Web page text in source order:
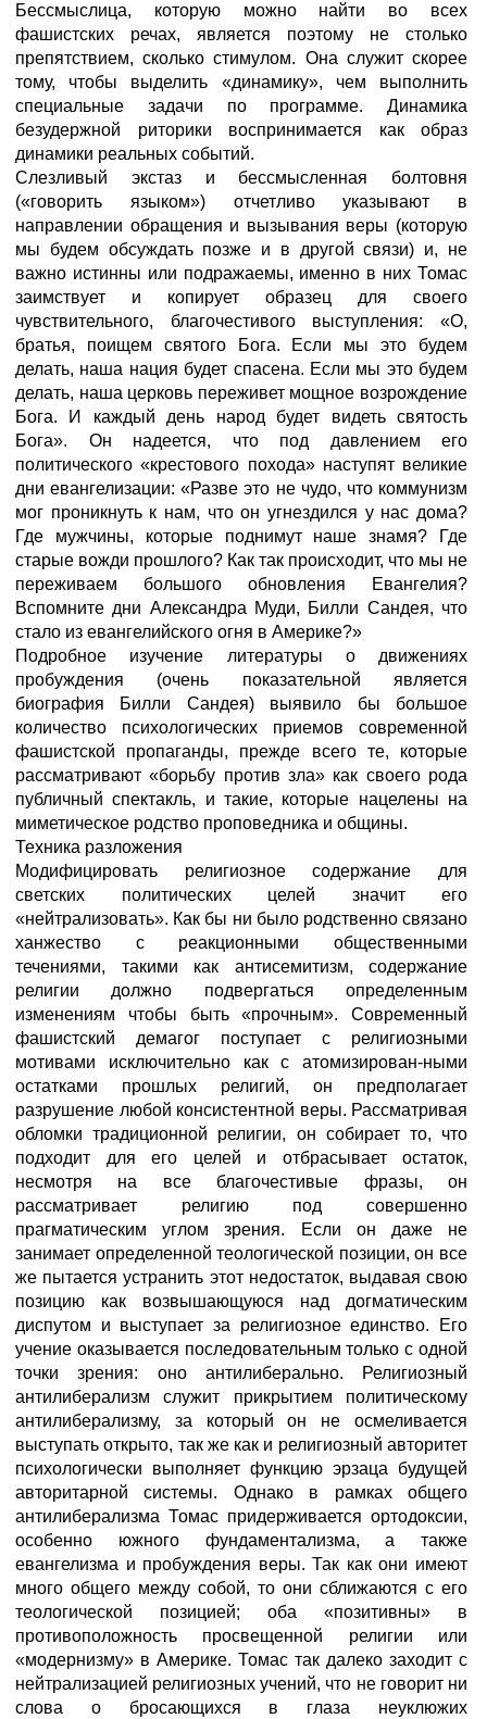
Бессмыслица, которую можно найти во всех
фашистских речах, является поэтому не столько
препятствием, сколько стимулом. Она служит скорее
тому, чтобы выделить «динамику», чем выполнить
специальные задачи по программе. Динамика
безудержной риторики воспринимается как образ
динамики реальных событий.
Слезливый экстаз и бессмысленная болтовня
(«говорить языком») отчетливо указывают в
направлении обращения и вызывания веры (которую
мы будем обсуждать позже и в другой связи) и, не
важно истинны или подражаемы, именно в них Томас
заимствует и копирует образец для своего
чувствительного, благочестивого выступления: «О,
братья, поищем святого Бога. Если мы это будем
делать, наша нация будет спасена. Если мы это будем
делать, наша церковь переживет мощное возрождение
Бога. И каждый день народ будет видеть святость
Бога». Он надеется, что под давлением его
политического «крестового похода» наступят великие
дни евангелизации: «Разве это не чудо, что коммунизм
мог проникнуть к нам, что он угнездился у нас дома?
Где мужчины, которые поднимут наше знамя? Где
старые вожди прошлого? Как так происходит, что мы не
переживаем большого обновления Евангелия?
Вспомните дни Александра Муди, Билли Сандея, что
стало из евангелийского огня в Америке?»
Подробное изучение литературы о движениях
пробуждения (очень показательной является
биография Билли Сандея) выявило бы большое
количество психологических приемов современной
фашистской пропаганды, прежде всего те, которые
рассматривают «борьбу против зла» как своего рода
публичный спектакль, и такие, которые нацелены на
миметическое родство проповедника и общины.
Техника разложения
Модифицировать религиозное содержание для
светских политических целей значит его
«нейтрализовать». Как бы ни было родственно связано
ханжество с реакционными общественными
течениями, такими как антисемитизм, содержание
религии должно подвергаться определенным
изменениям чтобы быть «прочным». Современный
фашистский демагог поступает с религиозными
мотивами исключительно как с атомизирован-ными
остатками прошлых религий, он предполагает
разрушение любой консистентной веры. Рассматривая
обломки традиционной религии, он собирает то, что
подходит для его целей и отбрасывает остаток,
несмотря на все благочестивые фразы, он
рассматривает религию под совершенно
прагматическим углом зрения. Если он даже не
занимает определенной теологической позиции, он все
же пытается устранить этот недостаток, выдавая свою
позицию как возвышающуюся над догматическим
диспутом и выступает за религиозное единство. Его
учение оказывается последовательным только с одной
точки зрения: оно антилиберально. Религиозный
антилиберализм служит прикрытием политическому
антилиберализму, за который он не осмеливается
выступать открыто, так же как и религиозный авторитет
психологически выполняет функцию эрзаца будущей
авторитарной системы. Однако в рамках общего
антилиберализма Томас придерживается ортодоксии,
особенно южного фундаментализма, а также
евангелизма и пробуждения веры. Так как они имеют
много общего между собой, то они сближаются с его
теологической позицией; оба «позитивны» в
противоположность просвещенной религии или
«модернизму» в Америке. Томас так далеко заходит с
нейтрализацией религиозных учений, что не говорит ни
слова о бросающихся в глаза неуклюжих